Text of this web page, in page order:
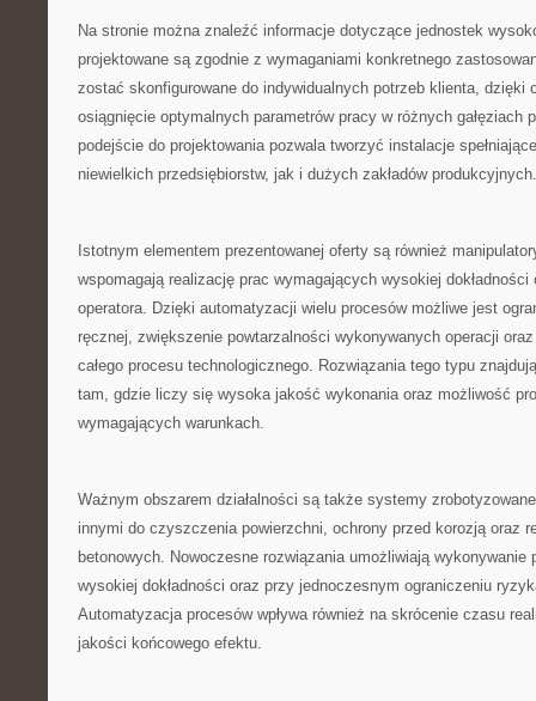
Na stronie można znaleźć informacje dotyczące jednostek
projektowane są zgodnie z wymaganiami konkretnego
zostać skonfigurowane do indywidualnych potrzeb klienta, dzięki
osiągnięcie optymalnych parametrów pracy w różnych gałęziach
podejście do projektowania pozwala tworzyć instalacje
niewielkich przedsiębiorstw, jak i dużych zakładów
Istotnym elementem prezentowanej oferty są również
wspomagają realizację prac wymagających wysokiej
operatora. Dzięki automatyzacji wielu procesów możliwe jest
ręcznej, zwiększenie powtarzalności wykonywanych operacji
całego procesu technologicznego. Rozwiązania tego typu
tam, gdzie liczy się wysoka jakość wykonania oraz możliwość
wymagających warunkach.
Ważnym obszarem działalności są także systemy
innymi do czyszczenia powierzchni, ochrony przed korozją oraz
betonowych. Nowoczesne rozwiązania umożliwiają wykonywanie
wysokiej dokładności oraz przy jednoczesnym ograniczeniu
Automatyzacja procesów wpływa również na skrócenie czasu
jakości końcowego efektu.